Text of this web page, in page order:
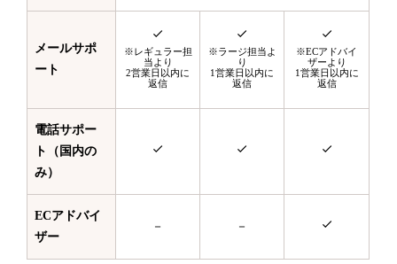
メールサポ
ート
※レギュラー担
当より
2営業日以内に
返信
※ラージ担当よ
り
1営業日以内に
返信
※ECアドバイ
ザーより
1営業日以内に
返信
電話サポー
ト（国内の
み）
ECアドバイ
ザー
－ －